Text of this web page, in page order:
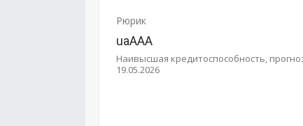
Рюрик
uaAAA
Наивысшая кредитоспособность,
19.05.2026